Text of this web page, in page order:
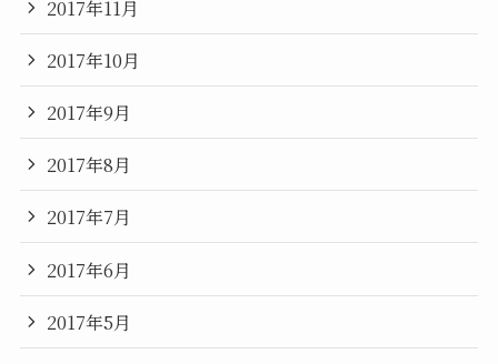
2017年11月
2017年10月
2017年9月
2017年8月
2017年7月
2017年6月
2017年5月